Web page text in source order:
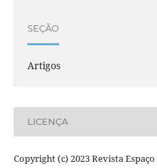
SEÇÃO
Artigos
LICENÇA
Copyright (c) 2023 Revista